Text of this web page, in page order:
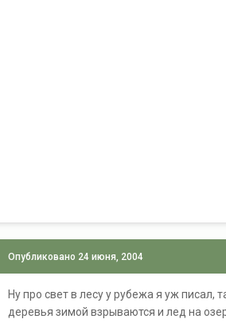
Опубликовано 24 июня, 2004
Ну про свет в лесу у рубежа я уж писал,
деревья зимой взрываются и лед на